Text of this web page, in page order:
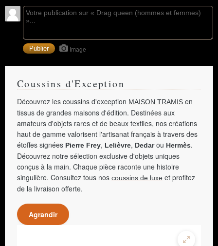
Image
Coussins d'Exception
Découvrez les coussins d'exception MAISON TRAMIS en
tissus de grandes maisons d'édition. Destinées aux
amateurs d'objets rares et de beaux textiles, nos créations
haut de gamme valorisent l'artisanat français à travers des
étoffes signées Pierre Frey, Lelièvre, Dedarou Hermès.
Découvrez notre sélection exclusive d'objets uniques
conçus à la main. Chaque pièce raconte une histoire
singulière. Consultez tous nos coussins de luxe et profitez
de la livraison offerte.
Agrandir